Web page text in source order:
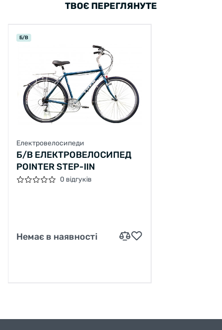
ТВОЄ ПЕРЕГЛЯНУТЕ
Б/В
Електровелосипеди
Б/В ЕЛЕКТРОВЕЛОСИПЕД
POINTER STEP-IIN
0 відгуків
Немає в наявності